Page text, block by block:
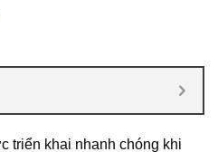
triển khai nhanh chóng khi